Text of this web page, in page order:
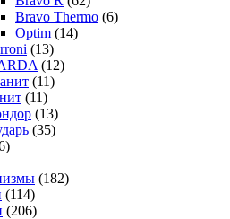
Bravo Thermo (6)
Optim (14)
(13)
(12)
(11)
(11)
(13)
(35)
(182)
(114)
(206)